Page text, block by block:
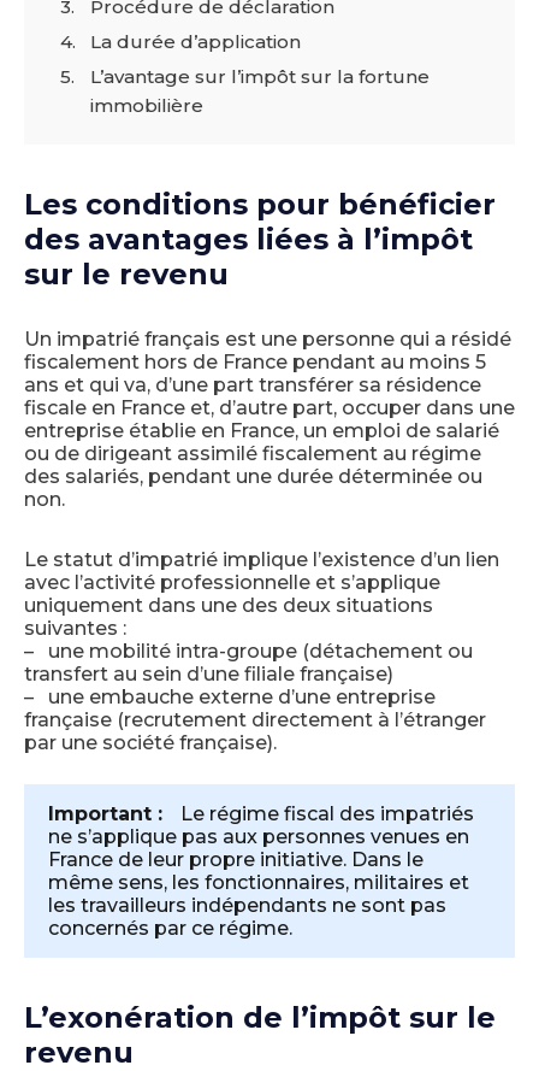
Procédure de déclaration
La durée d’application
L’avantage sur l’impôt sur la fortune
immobilière
Les conditions pour bénéficier
des avantages liées à l’impôt
sur le revenu
Un impatrié français est une personne qui a résidé
fiscalement hors de France pendant au moins 5
ans et qui va, d’une part transférer sa résidence
fiscale en France et, d’autre part, occuper dans une
entreprise établie en France, un emploi de salarié
ou de dirigeant assimilé fiscalement au régime
des salariés, pendant une durée déterminée ou
non.
Le statut d’impatrié implique l’existence d’un lien
avec l’activité professionnelle et s’applique
uniquement dans une des deux situations
suivantes :
– une mobilité intra-groupe (détachement ou
transfert au sein d’une filiale française)
– une embauche externe d’une entreprise
française (recrutement directement à l’étranger
par une société française).
Important :
Le régime fiscal des impatriés
ne s’applique pas aux personnes venues en
France de leur propre initiative. Dans le
même sens, les fonctionnaires, militaires et
les travailleurs indépendants ne sont pas
concernés par ce régime.
L’exonération de l’impôt sur le
revenu